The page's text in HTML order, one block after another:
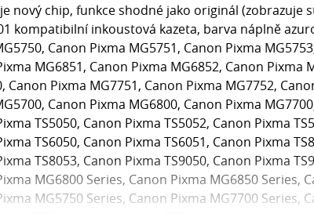
nový chip, funkce shodné jako originál (zobrazuje
kompatibilní inkoustová kazeta, barva náplně
Canon Pixma MG5751, Canon Pixma
MG6851, Canon Pixma MG6852, Canon Pixma
Canon Pixma MG7751, Canon Pixma MG7752,
Canon Pixma MG6800, Canon Pixma
TS5050, Canon Pixma TS5052, Canon Pixma
TS6050, Canon Pixma TS6051, Canon Pixma
TS8053, Canon Pixma TS9050, Canon Pixma
MG6800 Series, Canon Pixma MG6850 Series,
MG5750 Series, Canon Pixma MG7700 Series,